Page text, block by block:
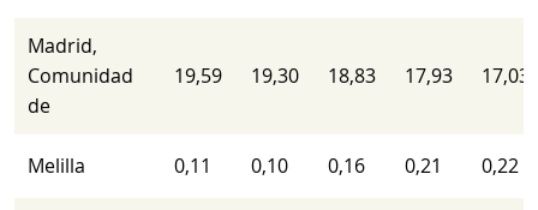
Madrid,
Comunidad
de
19,59 19,30 18,83 17,93 17,03
Melilla 0,11 0,10 0,16 0,21 0,22